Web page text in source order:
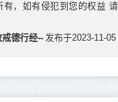
，如有侵犯到您的权益
德行经-- 发布于2023-11-